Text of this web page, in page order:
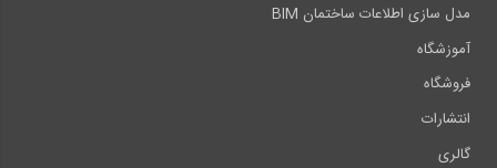
مدل سازی اطلاعات ساختمان BIM
آموزشگاه
فروشگاه
انتشارات
گالری